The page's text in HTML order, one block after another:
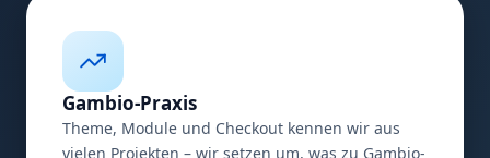
Gambio-Praxis
Theme, Module und Checkout kennen wir aus
vielen Projekten – wir setzen um, was zu Gambio-